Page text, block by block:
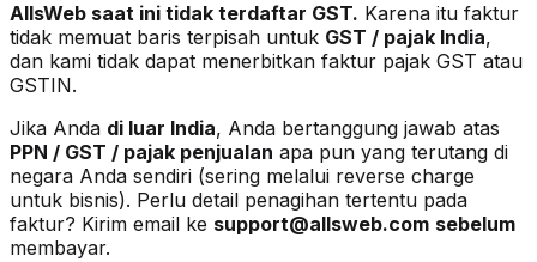
AllsWeb saat ini tidak terdaftar GST. Karena itu faktur
tidak memuat baris terpisah untuk GST / pajak India,
dan kami tidak dapat menerbitkan faktur pajak GST atau
GSTIN.
Jika Anda di luar India, Anda bertanggung jawab atas
PPN / GST / pajak penjualan apa pun yang terutang di
negara Anda sendiri (sering melalui reverse charge
untuk bisnis). Perlu detail penagihan tertentu pada
faktur? Kirim email ke support@allsweb.com sebelum
membayar.